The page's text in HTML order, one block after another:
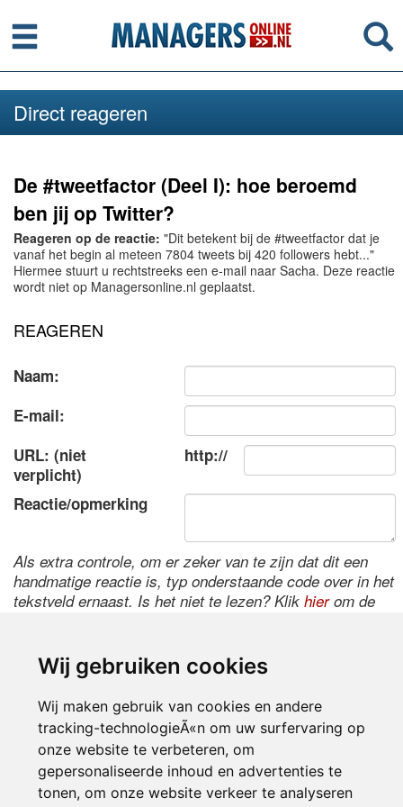
Wij gebruiken cookies
Wij maken gebruik van cookies en andere
tracking-technologieÃ«n om uw surfervaring op
onze website te verbeteren, om
gepersonaliseerde inhoud en advertenties te
tonen, om onze website verkeer te analyseren
Menu
Direct reageren
De #tweetfactor (Deel I): hoe beroemd
ben jij op Twitter?
Reageren op de reactie: "Dit betekent bij de #tweetfactor dat je
vanaf het begin al meteen 7804 tweets bij 420 followers hebt..."
Hiermee stuurt u rechtstreeks een e-mail naar Sacha. Deze reactie
wordt niet op Managersonline.nl geplaatst.
REAGEREN
Naam:
E-mail:
URL: (niet
verplicht)
http://
Reactie/opmerking
Als extra controle, om er zeker van te zijn dat dit een
handmatige reactie is, typ onderstaande code over in het
tekstveld ernaast. Is het niet te lezen? Klik hierom de